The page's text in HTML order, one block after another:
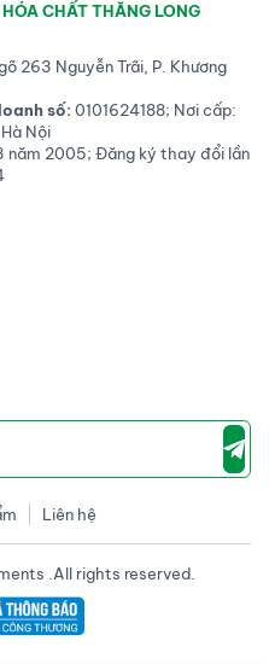
CHẤT THĂNG LONG
263 Nguyễn Trãi, P. Khương
số:0101624188; Nơi cấp:
Nội
năm 2005; Đăng ký thay đổi lần
Liên hệ
.All rights reserved.